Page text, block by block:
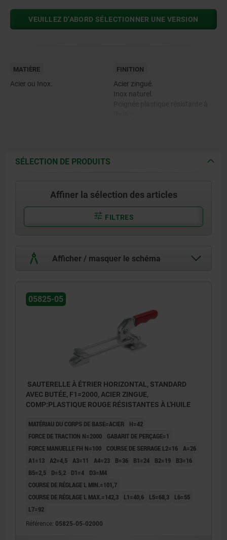
VEUILLEZ D’ABORD SÉLECTIONNER UNE VERSION
MATIÈRE
Acier ou Inox.
FINITION
Acier zingué.
Inox naturel.
SÉLECTION DE PRODUITS
Affiner la sélection des articles
FILTRES
Afficher / masquer le schéma
05825-05
SAUTERELLE À ÉTRIER HORIZONTAL, STANDARD
AVEC BUTÉE, F1=2000, ACIER ZINGUE,
COMP:PLASTIQUE ROUGE RÉSISTANTES À L'HUILE
MATÉRIAU DU CORPS DE BASE=ACIER
H=42
FORCE DE TRACTION N=2000
GABARIT DE PERÇAGE=1
FORCE MANUELLE FH N=100
COURSE DE SERRAGE L2=16 A=26
A1=13 A2=4,5 A3=11 A4=23 B=36 B1=24 B2=19
B3=16
B5=2,5
D=5,2 D1=4
D3=M4
COURSE DE RÉGLAGE L MIN.=101,7
COURSE DE RÉGLAGE L MAX.=142,3
L1=40,6 L5=68,3
L6=55
L7=92
Référence: 05825-05-02000